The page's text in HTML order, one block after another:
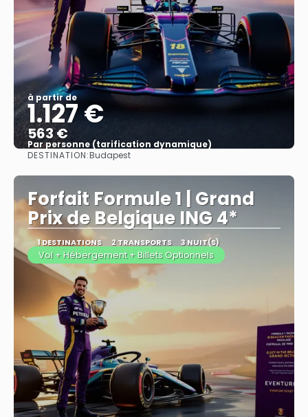
à partir de
1.127 €
563 €
Par personne (tarification dynamique)
DESTINATION:Budapest
Forfait Formule 1 | Grand
Prix de Belgique ING 4*
1 DESTINATIONS 2 TRANSPORTS 3 NUIT(S)
Vol + Hébergement + Billets Optionnels